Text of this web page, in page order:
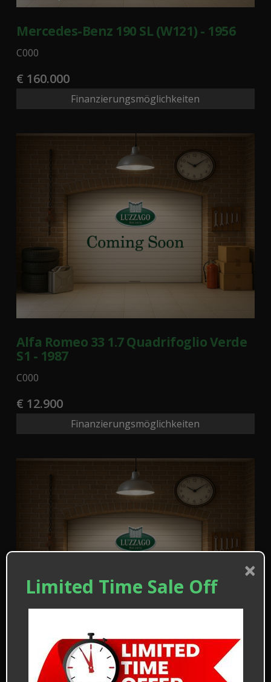
Mercedes-Benz 190 SL (W121) - 1956
C000
€ 160.000
Finanzierungsmöglichkeiten
Alfa Romeo 33 1.7 Quadrifoglio Verde
S1 - 1987
C000
€ 12.900
Finanzierungsmöglichkeiten
Ford Mustang 289 Automatic - 1966
×
Limited Time Sale Off